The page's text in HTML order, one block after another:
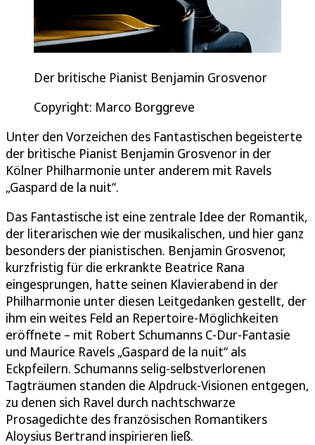
Der britische Pianist Benjamin Grosvenor
Copyright: Marco Borggreve
Unter den Vorzeichen des Fantastischen begeisterte
der britische Pianist Benjamin Grosvenor in der
Kölner Philharmonie unter anderem mit Ravels
„Gaspard de la nuit“.
Das Fantastische ist eine zentrale Idee der Romantik,
der literarischen wie der musikalischen, und hier ganz
besonders der pianistischen. Benjamin Grosvenor,
kurzfristig für die erkrankte Beatrice Rana
eingesprungen, hatte seinen Klavierabend in der
Philharmonie unter diesen Leitgedanken gestellt, der
ihm ein weites Feld an Repertoire-Möglichkeiten
eröffnete – mit Robert Schumanns C-Dur-Fantasie
und Maurice Ravels „Gaspard de la nuit“ als
Eckpfeilern. Schumanns selig-selbstverlorenen
Tagträumen standen die Alpdruck-Visionen entgegen,
zu denen sich Ravel durch nachtschwarze
Prosagedichte des französischen Romantikers
Aloysius Bertrand inspirieren ließ.